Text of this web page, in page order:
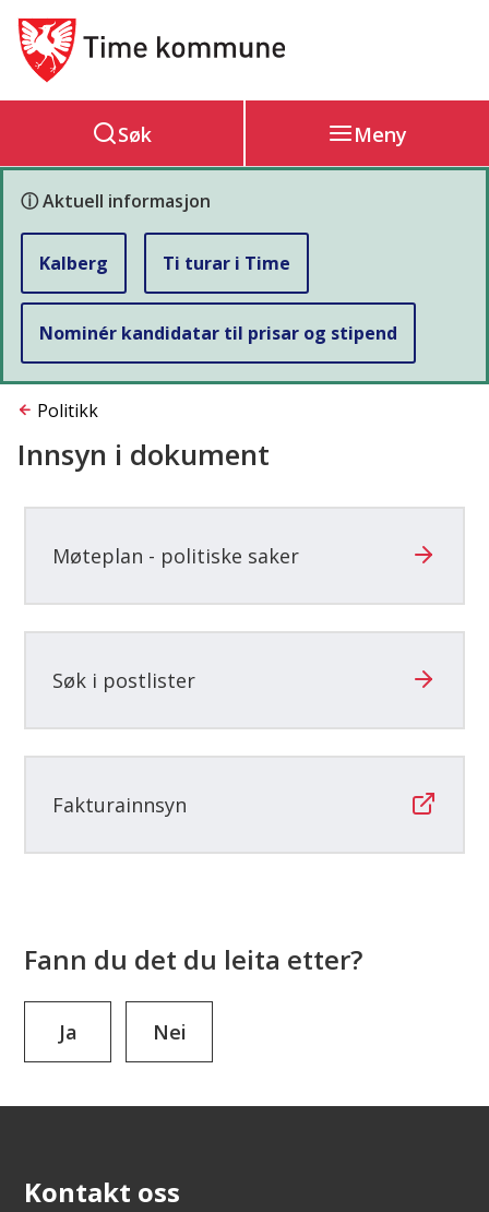
Hovedportal
Søk Meny
ⓘ Aktuell informasjon
Kalberg Ti turar i Time
Nominér kandidatar til prisar og stipend
Du
er
her:
Politikk
Innsyn i dokument
Møteplan - politiske saker
Søk i postlister
Fakturainnsyn
Fann du det du leita etter?
Ja Nei
Kontakt oss